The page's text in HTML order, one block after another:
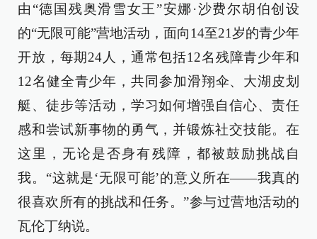
由“德国残奥滑雪女王”安娜·沙费尔胡伯创设
的“无限可能”营地活动，面向14至21岁的青少年
开放，每期24人，通常包括12名残障青少年和
12名健全青少年，共同参加滑翔伞、大湖皮划
艇、徒步等活动，学习如何增强自信心、责任
感和尝试新事物的勇气，并锻炼社交技能。在
这里，无论是否身有残障，都被鼓励挑战自
我。“这就是‘无限可能’的意义所在——我真的
很喜欢所有的挑战和任务。”参与过营地活动的
瓦伦丁纳说。